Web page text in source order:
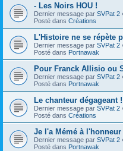
- Les Noirs HOU !
Dernier message par SVPat 2
Posté dans Créations
L'Histoire ne se répète
Dernier message par SVPat 2
Posté dans Portnawak
Pour Franck Allisio ou
Dernier message par SVPat 2
Posté dans Portnawak
Le chanteur dégageant
Dernier message par SVPat 2
Posté dans Créations
Je l'a Mémé à l'honneur
Dernier message par SVPat 2
Posté dans Portnawak